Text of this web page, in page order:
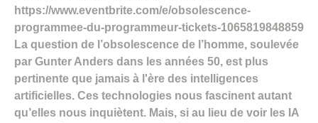
https://www.eventbrite.com/e/obsolescence-
programmee-du-programmeur-tickets-1065819848859
La question de l’obsolescence de l’homme, soulevée
par Gunter Anders dans les années 50, est plus
pertinente que jamais à l'ère des intelligences
artificielles. Ces technologies nous fascinent autant
qu’elles nous inquiètent. Mais, si au lieu de voir les IA